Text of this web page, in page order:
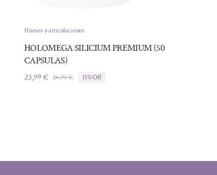
Huesos y articulaciones
HOLOMEGA SILICIUM PREMIUM (50
CAPSULAS)
26,95€El
23,99€
El
11% Off